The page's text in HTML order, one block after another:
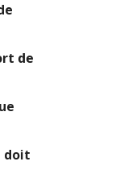
de
doit